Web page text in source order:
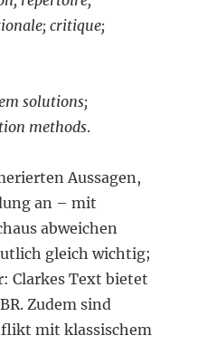
critique;
solutions;
methods.
Aussagen,
an – mit
abweichen
gleich wichtig;
Clarkes Text bietet
Zudem sind
mit klassischem